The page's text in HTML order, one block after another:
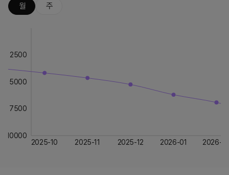
월 주
2025-10 2025-11 2025-12 2026-01 2026-
2500
5000
7500
10000